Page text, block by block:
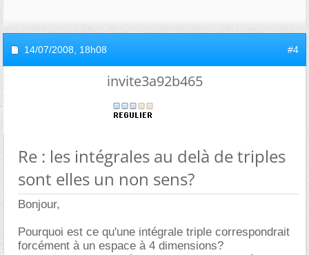
14/07/2008, 18h08 #4
invite3a92b465
Re : les intégrales au delà de triples
sont elles un non sens?
Bonjour,
Pourquoi est ce qu'une intégrale triple correspondrait
forcément à un espace à 4 dimensions?